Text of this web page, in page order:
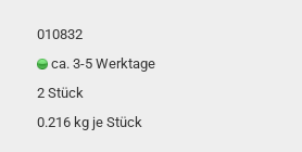
010832
ca. 3-5 Werktage
2Stück
0.216 kg je Stück